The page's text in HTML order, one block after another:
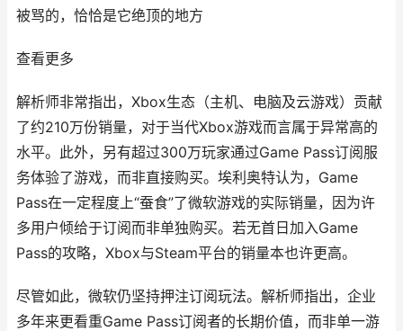
被骂的，恰恰是它绝顶的地方
查看更多
解析师非常指出，Xbox生态（主机、电脑及云游戏）贡献
了约210万份销量，对于当代Xbox游戏而言属于异常高的
水平。此外，另有超过300万玩家通过Game Pass订阅服
务体验了游戏，而非直接购买。埃利奥特认为，Game
Pass在一定程度上“蚕食”了微软游戏的实际销量，因为许
多用户倾给于订阅而非单独购买。若无首日加入Game
Pass的攻略，Xbox与Steam平台的销量本也许更高。
尽管如此，微软仍坚持押注订阅玩法。解析师指出，企业
多年来更看重Game Pass订阅者的长期价值，而非单一游